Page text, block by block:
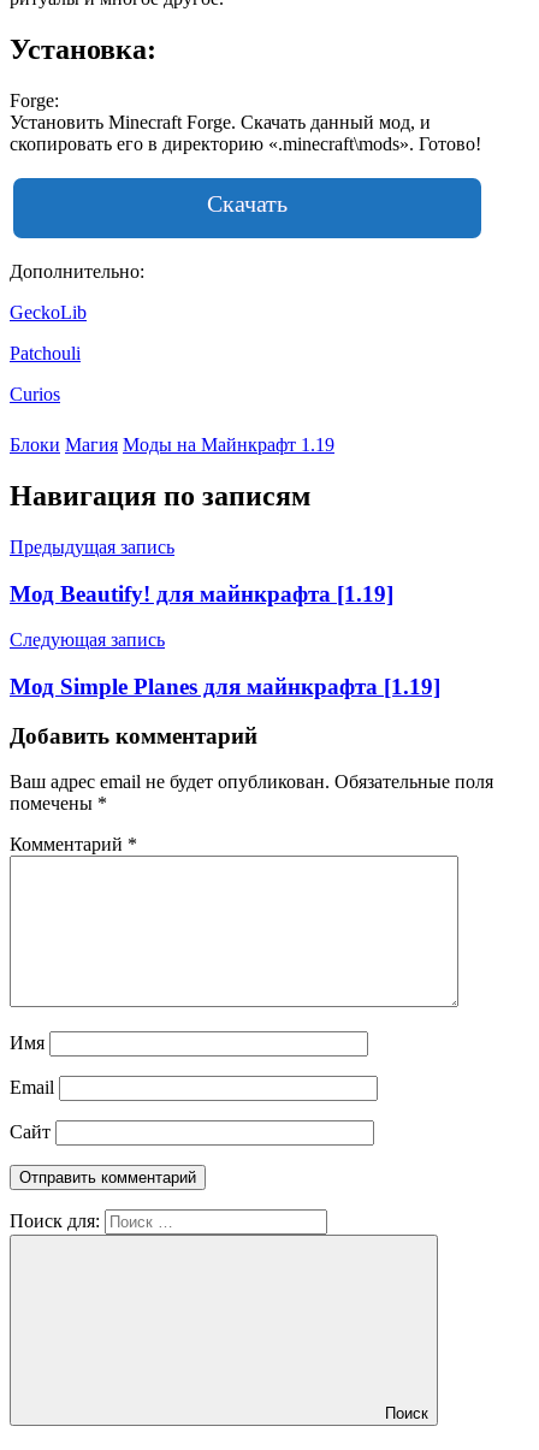
Установка:
Forge:
Установить Minecraft Forge. Скачать данный мод, и
скопировать его в директорию «.minecraft\mods». Готово!
Скачать
Дополнительно:
GeckoLib
Patchouli
Curios
Блоки Магия Моды на Майнкрафт 1.19
Навигация по записям
Предыдущая запись
Мод Beautify! для майнкрафта [1.19]
Следующая запись
Мод Simple Planes для майнкрафта [1.19]
Добавить комментарий
Ваш адрес email не будет опубликован. Обязательные поля
помечены *
Комментарий *
Имя
Email
Сайт
Поиск для:
Поиск